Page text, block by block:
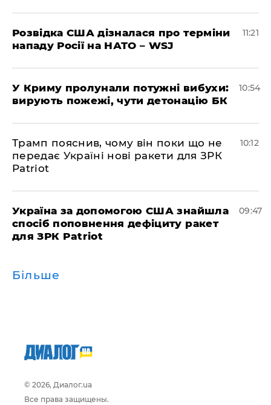
Розвідка США дізналася про терміни
нападу Росії на НАТО – WSJ
11:21
У Криму пролунали потужні вибухи:
вирують пожежі, чути детонацію БК
10:54
Трамп пояснив, чому він поки що не
передає Україні нові ракети для ЗРК
Patriot
10:12
Україна за допомогою США знайшла
спосіб поповнення дефіциту ракет
для ЗРК Patriot
09:47
Більше
© 2026, Диалог.ua
Все права защищены.